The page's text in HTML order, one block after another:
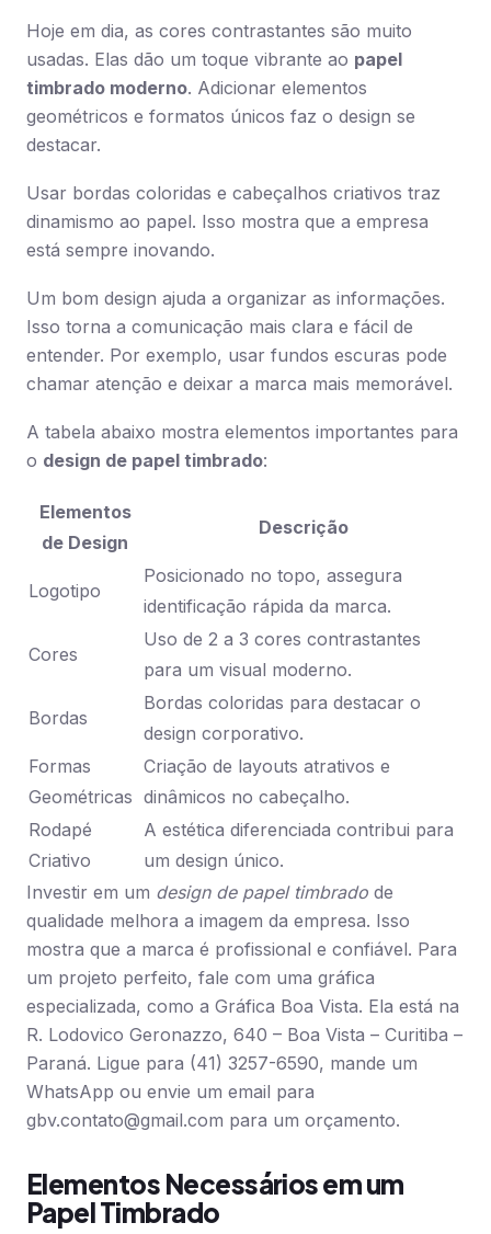
Hoje em dia, as cores contrastantes são muito
usadas. Elas dão um toque vibrante ao papel
timbrado moderno. Adicionar elementos
geométricos e formatos únicos faz o design se
destacar.
Usar bordas coloridas e cabeçalhos criativos traz
dinamismo ao papel. Isso mostra que a empresa
está sempre inovando.
Um bom design ajuda a organizar as informações.
Isso torna a comunicação mais clara e fácil de
entender. Por exemplo, usar fundos escuras pode
chamar atenção e deixar a marca mais memorável.
A tabela abaixo mostra elementos importantes para
o design de papel timbrado:
Elementos
de Design
Descrição
Logotipo
Posicionado no topo, assegura
identificação rápida da marca.
Cores
Uso de 2 a 3 cores contrastantes
para um visual moderno.
Bordas
Bordas coloridas para destacar o
design corporativo.
Formas
Geométricas
Criação de layouts atrativos e
dinâmicos no cabeçalho.
Rodapé
Criativo
A estética diferenciada contribui para
um design único.
Investir em um design de papel timbrado de
qualidade melhora a imagem da empresa. Isso
mostra que a marca é profissional e confiável. Para
um projeto perfeito, fale com uma gráfica
especializada, como a Gráfica Boa Vista. Ela está na
R. Lodovico Geronazzo, 640 – Boa Vista – Curitiba –
Paraná. Ligue para (41) 3257-6590, mande um
WhatsApp ou envie um email para
gbv.contato@gmail.com para um orçamento.
Elementos Necessários em um
Papel Timbrado